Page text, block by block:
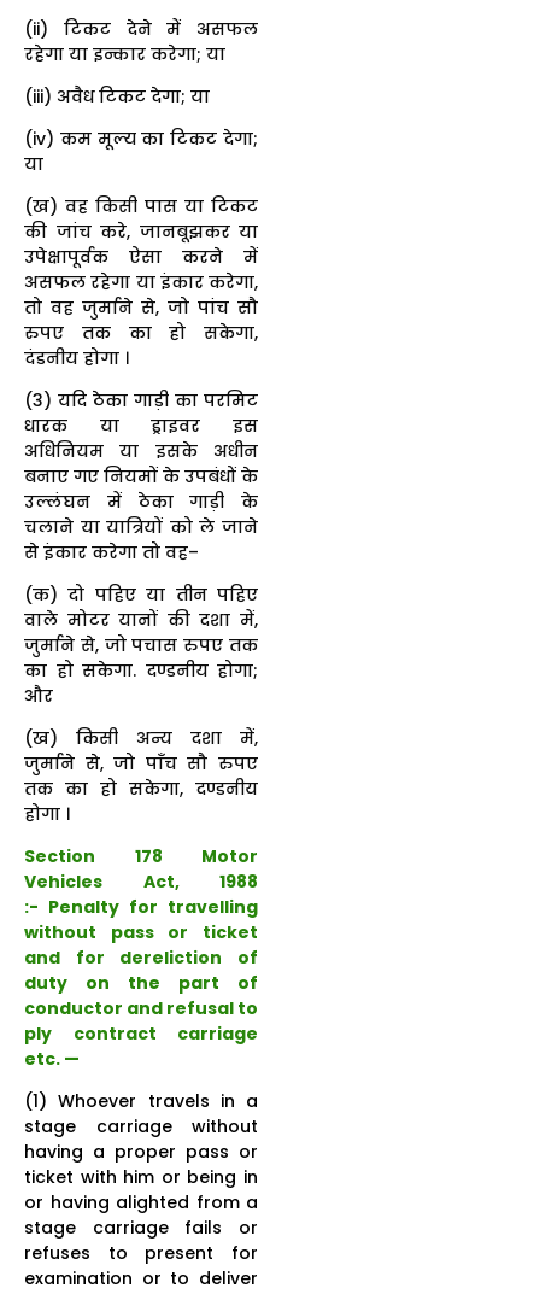
(ii) टिकट देने में असफल
रहेगा या इन्कार करेगा; या
(iii) अवैध टिकट देगा; या
(iv) कम मूल्य का टिकट देगा;
या
(ख) वह किसी पास या टिकट
की जांच करे, जानबूझकर या
उपेक्षापूर्वक ऐसा करने में
असफल रहेगा या इंकार करेगा,
तो वह जुर्माने से, जो पांच सौ
रुपए तक का हो सकेगा,
दंडनीय होगा ।
(3) यदि ठेका गाड़ी का परमिट
धारक या ड्राइवर इस
अधिनियम या इसके अधीन
बनाए गए नियमों के उपबंधों के
उल्लंघन में ठेका गाड़ी के
चलाने या यात्रियों को ले जाने
से इंकार करेगा तो वह–
(क) दो पहिए या तीन पहिए
वाले मोटर यानों की दशा में,
जुर्माने से, जो पचास रुपए तक
का हो सकेगा. दण्डनीय होगा;
और
(ख) किसी अन्य दशा में,
जुर्माने से, जो पाँच सौ रुपए
तक का हो सकेगा, दण्डनीय
होगा ।
Section 178 Motor
Vehicles Act, 1988
:- Penalty for travelling
without pass or ticket
and for dereliction of
duty on the part of
conductor and refusal to
ply contract carriage
etc. —
(1) Whoever travels in a
stage carriage without
having a proper pass or
ticket with him or being in
or having alighted from a
stage carriage fails or
refuses to present for
examination or to deliver